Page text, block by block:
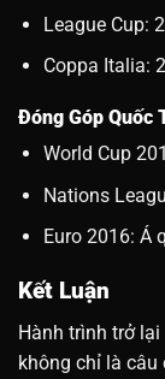
League Cup:
Coppa Italia:
Đóng Góp Quốc
World Cup
Nations
Euro 2016: Á
Kết Luận
Hành trình trở
không chỉ là câu